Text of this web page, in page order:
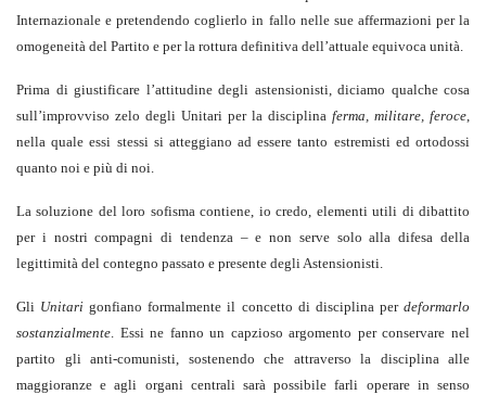
Internazionale e pretendendo coglierlo in fallo nelle sue affermazioni per la
omogeneità del Partito e per la rottura definitiva dell’attuale equivoca unità.
Prima di giustificare l’attitudine degli astensionisti, diciamo qualche cosa
sull’improvviso zelo degli Unitari per la disciplina ferma, militare, feroce,
nella quale essi stessi si atteggiano ad essere tanto estremisti ed ortodossi
quanto noi e più di noi.
La soluzione del loro sofisma contiene, io credo, elementi utili di dibattito
per i nostri compagni di tendenza – e non serve solo alla difesa della
legittimità del contegno passato e presente degli Astensionisti.
Gli Unitari gonfiano formalmente il concetto di disciplina perdeformarlo
sostanzialmente. Essi ne fanno un capzioso argomento per conservare nel
partito gli anti-comunisti, sostenendo che attraverso la disciplina alle
maggioranze e agli organi centrali sarà possibile farli operare in senso